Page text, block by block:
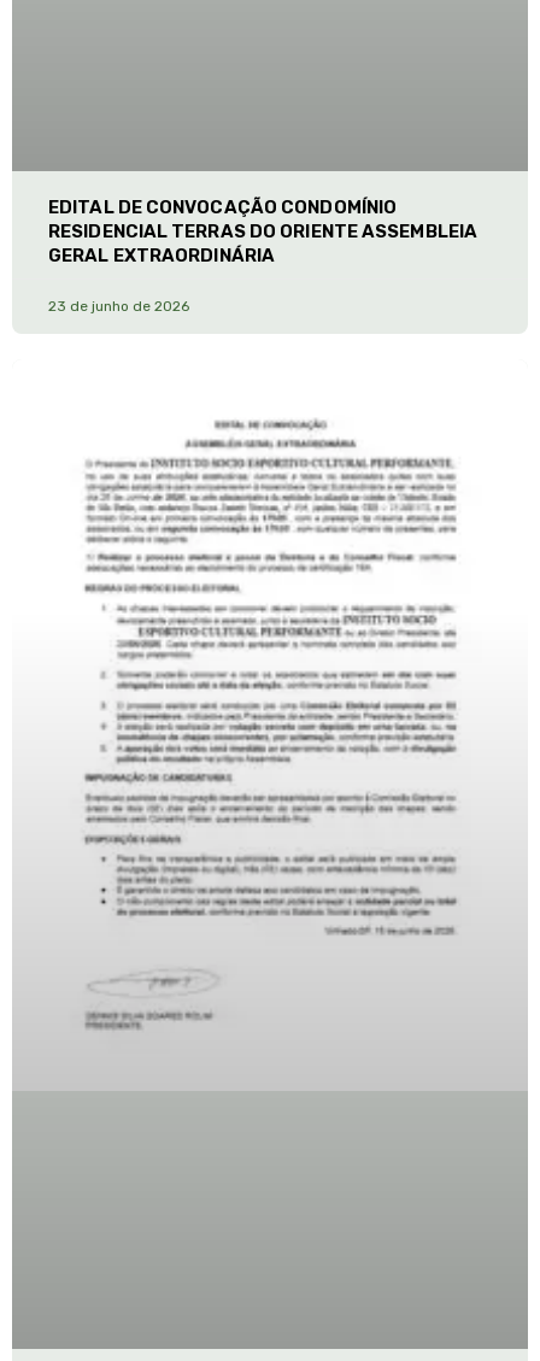
EDITAL DE CONVOCAÇÃO CONDOMÍNIO
RESIDENCIAL TERRAS DO ORIENTE ASSEMBLEIA
GERAL EXTRAORDINÁRIA
23 de junho de 2026